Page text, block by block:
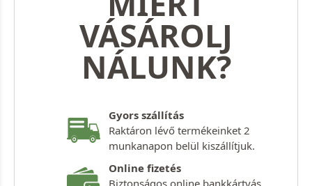
VÁSÁROLJ
NÁLUNK?
Gyors szállítás
Raktáron lévő termékeinket 2
munkanapon belül kiszállítjuk.
Online fizetés